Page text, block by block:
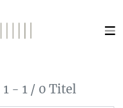
1 - 1 / 0 Titel